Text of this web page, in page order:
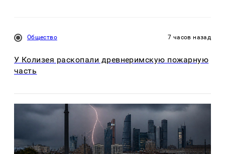
Общество 7 часов назад
У Колизея раскопали древнеримскую пожарную
часть